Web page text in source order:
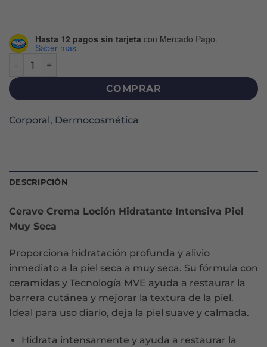
Hasta 12 pagos sin tarjeta con Mercado Pago.
Saber más
COMPRAR
Corporal, Dermocosmética
DESCRIPCIÓN
Cerave Crema Loción Hidratante Intensiva Piel
Muy Seca
Proporciona hidratación profunda y alivio
inmediato a la piel seca a muy seca. Su fórmula con
ceramidas y Tecnología MVE ayuda a restaurar la
barrera cutánea y mejorar la textura de la piel.
Ideal para uso diario, deja la piel suave y calmada.
Hidrata intensamente y ayuda a restaurar la